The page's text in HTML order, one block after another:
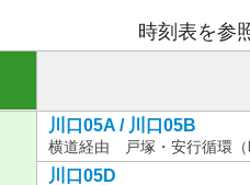
時刻表を参
川口05A / 川口05B
横道経由 戸塚・安行循環（
川口05D